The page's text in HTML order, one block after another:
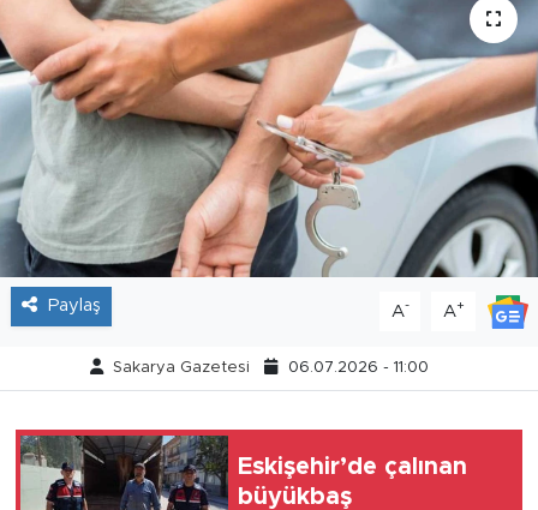
Paylaş A- A+
Sakarya Gazetesi 06.07.2026 - 11:00
Eskişehir’de çalınan
büyükbaş
Tarihçe
Resmi İlanlar
Söyleşi
Foto Şaka
Teknoloji
Politika